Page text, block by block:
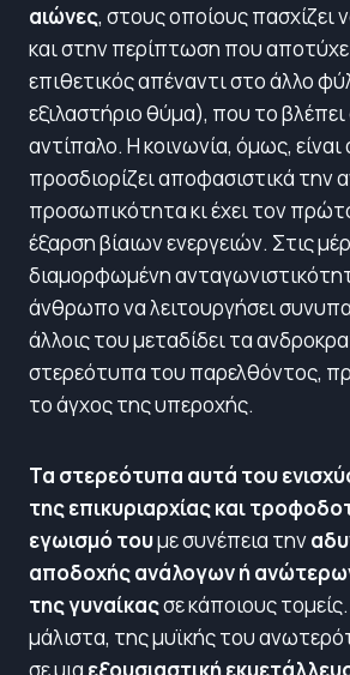
αιώνες, στους οποίους πασχίζει
και στην περίπτωση που
επιθετικός απέναντι στο άλλο
εξιλαστήριο θύμα), που το
αντίπαλο. Η κοινωνία, όμως,
προσδιορίζει αποφασιστικά την
προσωπικότητα κι έχει τον
έξαρση βίαιων ενεργειών. Στις
διαμορφωμένη
άνθρωπο να λειτουργήσει
άλλοις του μεταδίδει τα
στερεότυπα του παρελθόντος,
το άγχος της υπεροχής.
Τα στερεότυπα αυτά του
της επικυριαρχίας και
εγωισμό τουμε συνέπεια την
αποδοχής ανάλογων ή
της γυναίκαςσε κάποιους
μάλιστα, της μυϊκής του
σε μια εξουσιαστική